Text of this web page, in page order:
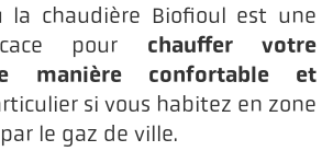
la chaudière Biofioul est une
pour chauffer votre
manière confortable et
si vous habitez en zone
le gaz de ville.